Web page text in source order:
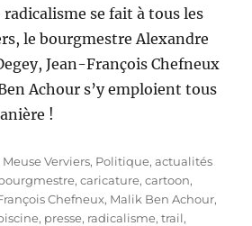
se fait à tous les
le bourgmestre Alexandre
Jean-François Chefneux
Achour s’y emploient tous
!
Meuse Verviers, Politique, actualités
,caricature,cartoon,
Chefneux, Malik Ben Achour,
, presse, radicalisme,trail,